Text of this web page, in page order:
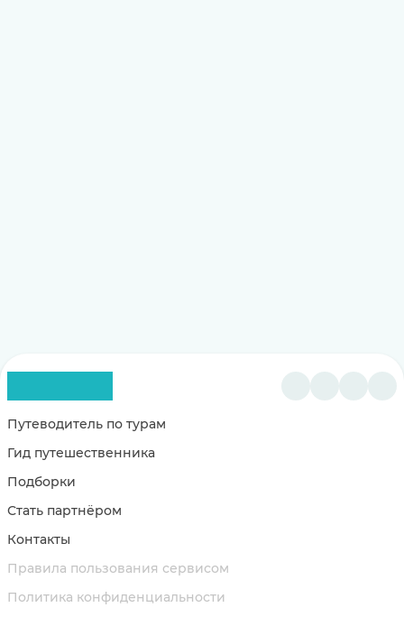
Путеводитель по турам
Гид путешественника
Подборки
Стать партнёром
Контакты
Правила пользования сервисом
Политика конфиденциальности